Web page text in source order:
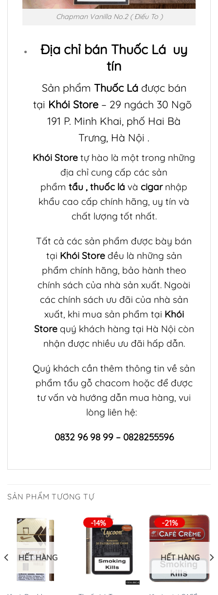
Chapman Vanilla No.2 ( Điếu To )
Địa chỉ bán Thuốc Lá uy
tín
Sản phẩm Thuốc Lá được bán
tại Khói Store – 29 ngách 30 Ngõ
191 P. Minh Khai, phố Hai Bà
Trưng, Hà Nội .
Khói Store tự hào là một trong những
địa chỉ cung cấp các sản
phẩmtẩu ,thuốc lávà cigar nhập
khẩu cao cấp chính hãng, uy tín và
chất lượng tốt nhất.
Tất cả các sản phẩm được bày bán
tại Khói Stoređều là những sản
phẩm chính hãng, bảo hành theo
chính sách của nhà sản xuất. Ngoài
các chính sách ưu đãi của nhà sản
xuất, khi mua sản phẩm tại Khói
Storequý khách hàng tại Hà Nội còn
nhận được nhiều ưu đãi hấp dẫn.
Quý khách cần thêm thông tin về sản
phẩm tẩu gỗ chacom hoặc để được
tư vấn và hướng dẫn mua hàng, vui
lòng liên hệ:
0832 96 98 99 – 0828255596
SẢN PHẨM TƯƠNG TỰ
HẾT HÀNG
-14% -21%
HẾT HÀNG